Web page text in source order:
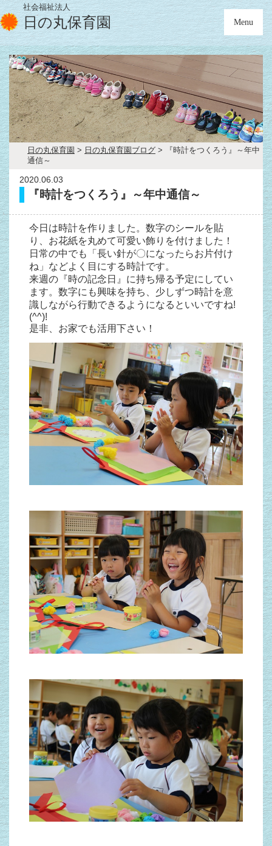
社会福祉法人
日の丸保育園 Menu
日の丸保育園 > 日の丸保育園ブログ >
『時計をつくろう』～年中
通信～
2020.06.03
『時計をつくろう』～年中通信～
今日は時計を作りました。数字のシールを貼
り、お花紙を丸めて可愛い飾りを付けました！
日常の中でも「長い針が〇になったらお片付け
ね」などよく目にする時計です。
来週の『時の記念日』に持ち帰る予定にしてい
ます。数字にも興味を持ち、少しずつ時計を意
識しながら行動できるようになるといいですね!
(^^)!
是非、お家でも活用下さい！